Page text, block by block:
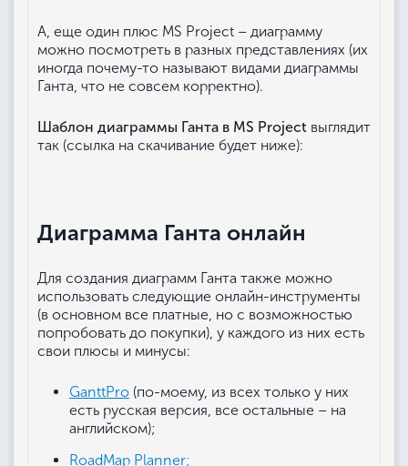
А, еще один плюс MS Project – диаграмму
можно посмотреть в разных представлениях (их
иногда почему-то называют видами диаграммы
Ганта, что не совсем корректно).
Шаблон диаграммы Ганта в MS Project выглядит
так (ссылка на скачивание будет ниже):
Диаграмма Ганта онлайн
Для создания диаграмм Ганта также можно
использовать следующие онлайн-инструменты
(в основном все платные, но с возможностью
попробовать до покупки), у каждого из них есть
свои плюсы и минусы:
GanttPro (по-моему, из всех только у них
есть русская версия, все остальные – на
английском);
RoadMap Planner;